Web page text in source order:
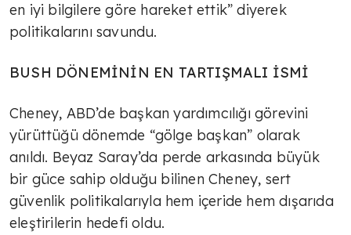
en iyi bilgilere göre hareket ettik” diyerek
politikalarını savundu.
BUSH DÖNEMİNİN EN TARTIŞMALI İSMİ
Cheney, ABD’de başkan yardımcılığı görevini
yürüttüğü dönemde “gölge başkan” olarak
anıldı. Beyaz Saray’da perde arkasında büyük
bir güce sahip olduğu bilinen Cheney, sert
güvenlik politikalarıyla hem içeride hem dışarıda
eleştirilerin hedefi oldu.